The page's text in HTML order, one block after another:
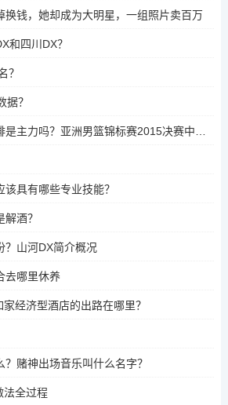
换钱，她却成为大明星，一组照片卖百万
和四川DX？
？
据？
力吗？亚洲男篮锦标赛2015决赛中国对哪个队？
具有哪些专业技能？
酒？
？山河DX简介概况
去哪里休养
经济型酒店的出路在哪里？
赌神出场音乐叫什么名字？
法全过程